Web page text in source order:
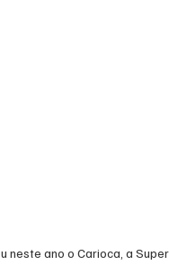
neste ano o Carioca, a